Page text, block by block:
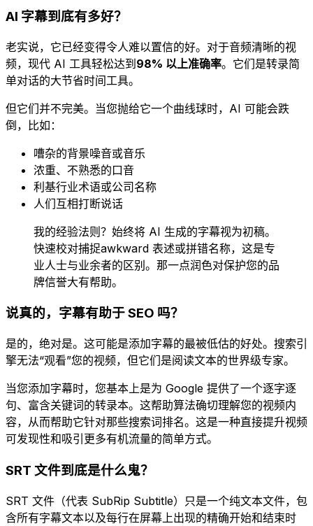
AI 字幕到底有多好？
老实说，它已经变得令人难以置信的好。对于音频清晰的视
频，现代 AI 工具轻松达到98% 以上准确率。它们是转录简
单对话的大节省时间工具。
但它们并不完美。当您抛给它一个曲线球时，AI 可能会跌
倒，比如：
嘈杂的背景噪音或音乐
浓重、不熟悉的口音
利基行业术语或公司名称
人们互相打断说话
我的经验法则？始终将 AI 生成的字幕视为初稿。
快速校对捕捉awkward 表述或拼错名称，这是专
业人士与业余者的区别。那一点润色对保护您的品
牌信誉大有帮助。
说真的，字幕有助于 SEO 吗？
是的，绝对是。这可能是添加字幕的最被低估的好处。搜索引
擎无法“观看”您的视频，但它们是阅读文本的世界级专家。
当您添加字幕时，您基本上是为 Google 提供了一个逐字逐
句、富含关键词的转录本。这帮助算法确切理解您的视频内
容，从而帮助它针对那些搜索词排名。这是一种直接提升视频
可发现性和吸引更多有机流量的简单方式。
SRT 文件到底是什么鬼？
SRT 文件（代表 SubRip Subtitle）只是一个纯文本文件，包
含所有字幕文本以及每行在屏幕上出现的精确开始和结束时